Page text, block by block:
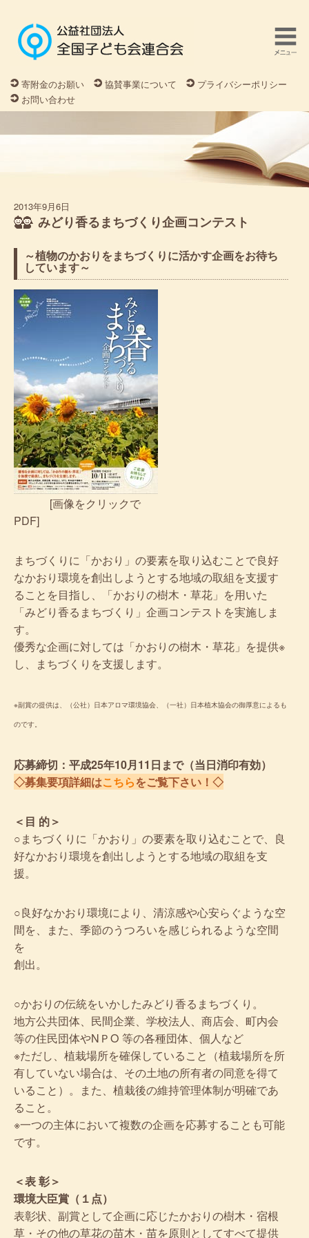
寄附金のお願い 協賛事業について
プライバシーポリシー
お問い合わせ
2013年9月6日
みどり香るまちづくり企画コンテスト
～植物のかおりをまちづくりに活かす企画をお待ち
しています～
[画像をクリックで
PDF]
まちづくりに「かおり」の要素を取り込むことで良好
なかおり環境を創出しようとする地域の取組を支援す
ることを目指し、「かおりの樹木・草花」を用いた
「みどり香るまちづくり」企画コンテストを実施しま
す。
優秀な企画に対しては「かおりの樹木・草花」を提供※
し、まちづくりを支援します。
※副賞の提供は、（公社）日本アロマ環境協会、（一社）日本植木協会の御厚意によるも
のです。
応募締切：平成25年10月11日まで（当日消印有効）
◇募集要項詳細はこちらをご覧下さい！◇
＜目 的＞
○まちづくりに「かおり」の要素を取り込むことで、良
好なかおり環境を創出しようとする地域の取組を支
援。
○良好なかおり環境により、清涼感や心安らぐような空
間を、また、季節のうつろいを感じられるような空間
を
創出。
○かおりの伝統をいかしたみどり香るまちづくり。
地方公共団体、民間企業、学校法人、商店会、町内会
等の住民団体やNＰO 等の各種団体、個人など
※ただし、植栽場所を確保していること（植栽場所を所
有していない場合は、その土地の所有者の同意を得て
いること）。また、植栽後の維持管理体制が明確であ
ること。
※一つの主体において複数の企画を応募することも可能
です。
＜表 彰＞
環境大臣賞（１点）
表彰状、副賞として企画に応じたかおりの樹木・宿根
草・その他の草花の苗木・苗を原則としてすべて提供